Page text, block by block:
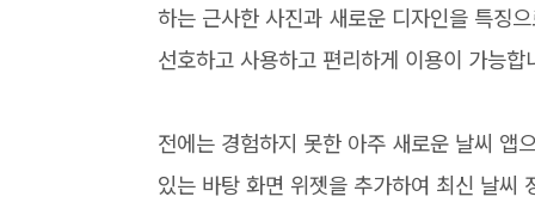
하는 근사한 사진과 새로운 디자인을 특징
선호하고 사용하고 편리하게 이용이 가능합
전에는 경험하지 못한 아주 새로운 날씨 앱
있는 바탕 화면 위젯을 추가하여 최신 날씨